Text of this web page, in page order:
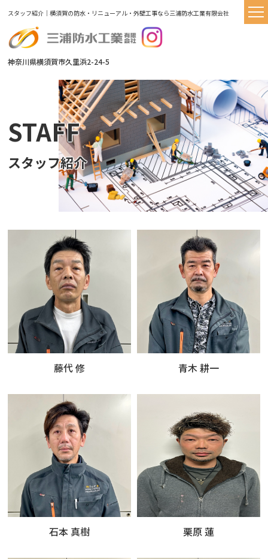
スタッフ紹介｜横須賀の防水・リニューアル・外壁工事なら三浦防水工業有限会社
神奈川県横須賀市久里浜2-24-5
STAFF
スタッフ紹介
藤代 修 青木 耕一
石本 真樹 栗原 蓮